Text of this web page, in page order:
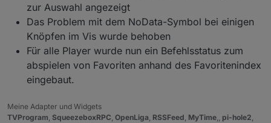
zur Auswahl angezeigt
Das Problem mit dem NoData-Symbol bei einigen
Knöpfen im Vis wurde behoben
Für alle Player wurde nun ein Befehlsstatus zum
abspielen von Favoriten anhand des Favoritenindex
eingebaut.
Meine Adapter und Widgets
TVProgram, SqueezeboxRPC, OpenLiga, RSSFeed, MyTime,, pi-hole2,